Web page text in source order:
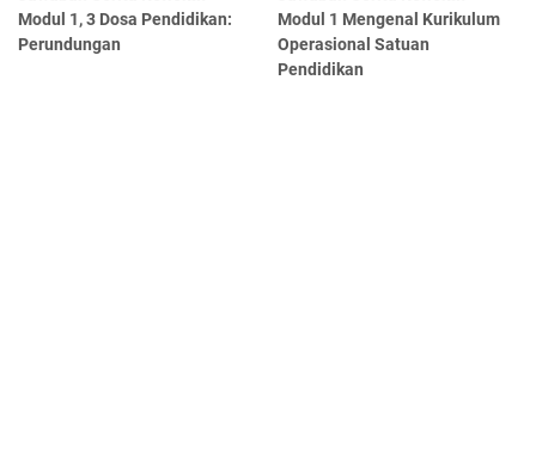
Modul 1, 3 Dosa Pendidikan:
Perundungan
Modul 1 Mengenal Kurikulum
Operasional Satuan
Pendidikan